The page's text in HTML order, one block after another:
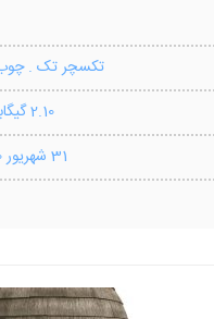
تکسچر تک .
2.10 گیگابایت
31 شهریور 1400